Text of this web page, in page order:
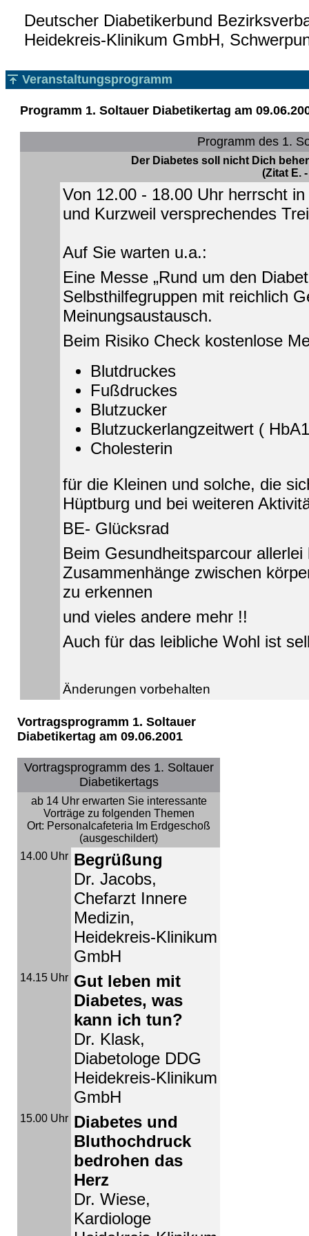
Deutscher Diabetikerbund
Heidekreis-Klinikum GmbH,
Veranstaltungsprogramm
Programm 1. Soltauer Diabetikertag am
Programm des 1.
Der Diabetes soll nicht Dich
(Zitat E.
Von 12.00 - 18.00 Uhr herrscht
und Kurzweil versprechendes
Auf Sie warten u.a.:
Eine Messe „Rund um den
Selbsthilfegruppen mit reichlich
Meinungsaustausch.
Beim Risiko Check kostenlose
Blutdruckes
Fußdruckes
Blutzucker
Blutzuckerlangzeitwert (
Cholesterin
für die Kleinen und solche, die
Hüptburg und bei weiteren
BE- Glücksrad
Beim Gesundheitsparcour
Zusammenhänge zwischen
zu erkennen
und vieles andere mehr !!
Auch für das leibliche Wohl ist
Änderungen vorbehalten
Vortragsprogramm 1. Soltauer
Diabetikertag am 09.06.2001
Vortragsprogramm des 1. Soltauer
Diabetikertags
ab 14 Uhr erwarten Sie interessante
Vorträge zu folgenden Themen
Ort: Personalcafeteria Im Erdgeschoß
(ausgeschildert)
14.00 Uhr Begrüßung
Dr. Jacobs,
Chefarzt Innere
Medizin,
Heidekreis-Klinikum
GmbH
14.15 Uhr Gut leben mit
Diabetes, was
kann ich tun?
Dr. Klask,
Diabetologe DDG
Heidekreis-Klinikum
GmbH
15.00 Uhr Diabetes und
Bluthochdruck
bedrohen das
Herz
Dr. Wiese,
Kardiologe